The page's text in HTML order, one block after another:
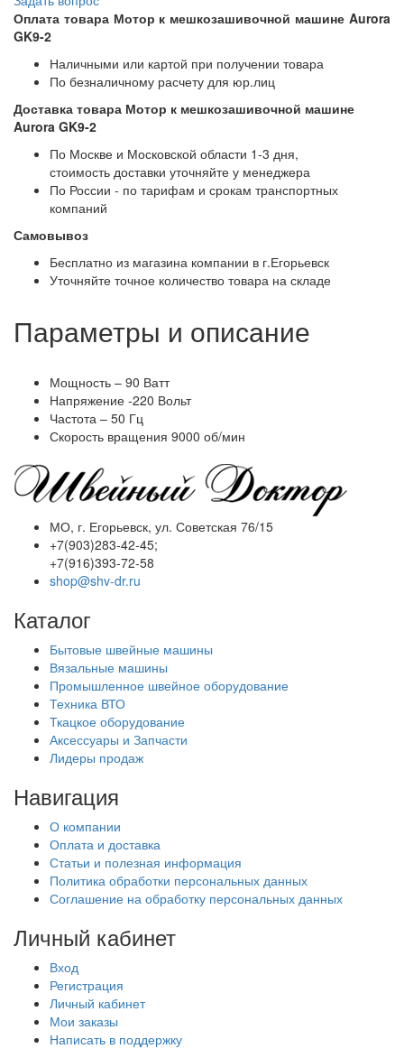
Оплата товара Мотор к мешкозашивочной машине Aurora
GK9-2
Наличными или картой при получении товара
По безналичному расчету для юр.лиц
Доставка товара Мотор к мешкозашивочной машине
Aurora GK9-2
По Москве и Московской области 1-3 дня,
стоимость доставки уточняйте у менеджера
По России - по тарифам и срокам транспортных
компаний
Самовывоз
Бесплатно из магазина компании в г.Егорьевск
Уточняйте точное количество товара на складе
Параметры и описание
Мощность – 90 Ватт
Напряжение -220 Вольт
Частота – 50 Гц
Скорость вращения 9000 об/мин
МО, г. Егорьевск, ул. Советская 76/15
+7(903)283-42-45;
+7(916)393-72-58
shop@shv-dr.ru
Каталог
Бытовые швейные машины
Вязальные машины
Промышленное швейное оборудование
Техника ВТО
Ткацкое оборудование
Аксессуары и Запчасти
Лидеры продаж
Навигация
О компании
Оплата и доставка
Статьи и полезная информация
Политика обработки персональных данных
Соглашение на обработку персональных данных
Личный кабинет
Вход
Регистрация
Личный кабинет
Мои заказы
Написать в поддержку